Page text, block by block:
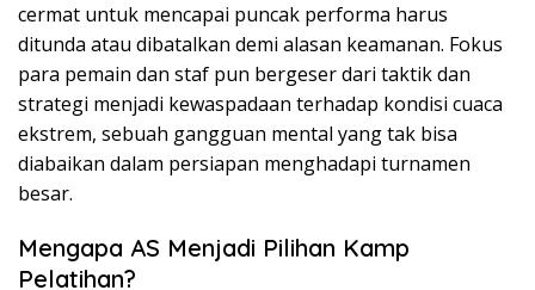
cermat untuk mencapai puncak performa harus
ditunda atau dibatalkan demi alasan keamanan. Fokus
para pemain dan staf pun bergeser dari taktik dan
strategi menjadi kewaspadaan terhadap kondisi cuaca
ekstrem, sebuah gangguan mental yang tak bisa
diabaikan dalam persiapan menghadapi turnamen
besar.
Mengapa AS Menjadi Pilihan Kamp
Pelatihan?